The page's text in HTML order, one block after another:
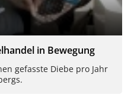
in Bewegung
gefasste Diebe pro Jahr